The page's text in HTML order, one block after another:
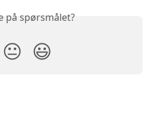
på spørsmålet?
😐 😃